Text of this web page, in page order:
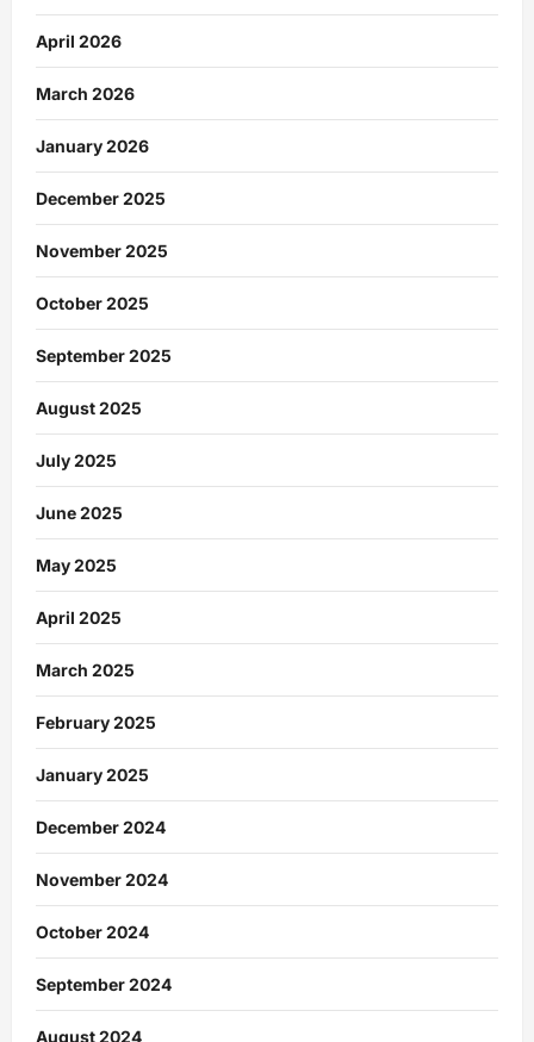
April 2026
March 2026
January 2026
December 2025
November 2025
October 2025
September 2025
August 2025
July 2025
June 2025
May 2025
April 2025
March 2025
February 2025
January 2025
December 2024
November 2024
October 2024
September 2024
August 2024